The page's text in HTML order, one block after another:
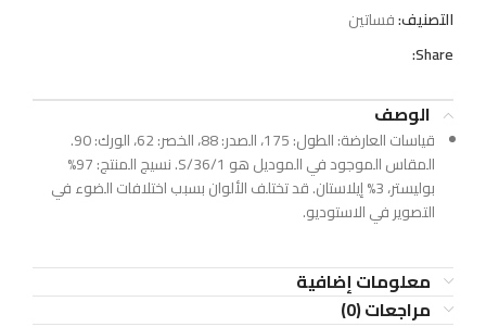
التصنيف:فساتين
Share:
الوصف
قياسات العارضة: الطول: 175، الصدر: 88، الخصر: 62، الورك: 90.
المقاس الموجود في الموديل هو S/36/1. نسيج المنتج: 97%
بوليستر، 3% إيلاستان. قد تختلف الألوان بسبب اختلافات الضوء في
التصوير في الاستوديو.
معلومات إضافية
مراجعات (0)